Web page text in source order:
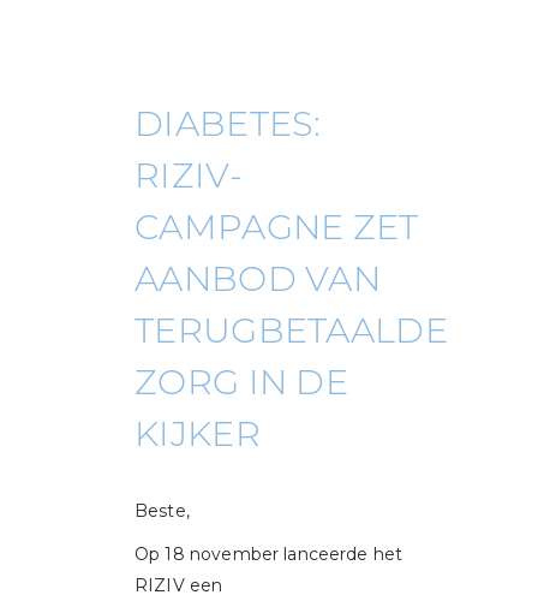
DIABETES:
RIZIV-
CAMPAGNE ZET
AANBOD VAN
TERUGBETAALDE
ZORG IN DE
KIJKER
Beste,
Op 18 november lanceerde het
RIZIV een